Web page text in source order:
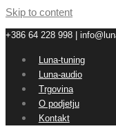
Skip to content
+386 64 228 998 |
Luna-tuning
Luna-audio
Trgovina
O podjetju
Kontakt